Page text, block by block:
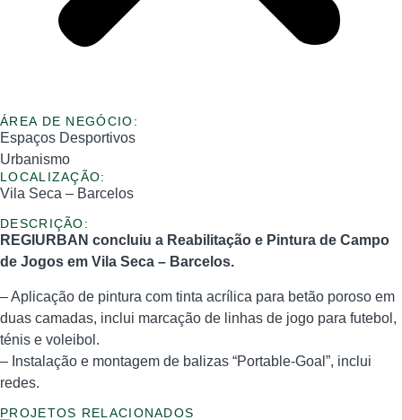
ÁREA DE NEGÓCIO:
Espaços Desportivos
Urbanismo
LOCALIZAÇÃO:
Vila Seca – Barcelos
DESCRIÇÃO:
REGIURBAN concluiu a Reabilitação e Pintura de Campo
de Jogos em Vila Seca – Barcelos.
– Aplicação de pintura com tinta acrílica para betão poroso em
duas camadas, inclui marcação de linhas de jogo para futebol,
ténis e voleibol.
– Instalação e montagem de balizas “Portable-Goal”, inclui
redes.
PROJETOS RELACIONADOS